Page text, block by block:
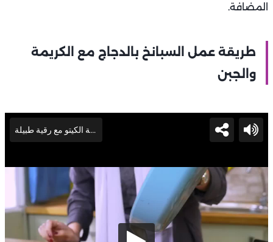
المضافة.
طريقة عمل السبانخ بالدجاج مع الكريمة
والجبن